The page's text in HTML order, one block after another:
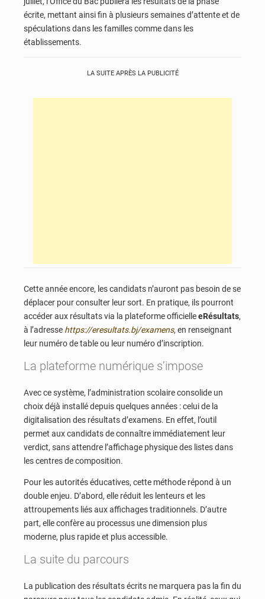
écrite, mettant ainsi fin à plusieurs semaines d’attente et de
spéculations dans les familles comme dans les
établissements.
LA SUITE APRÈS LA PUBLICITÉ
Cette année encore, les candidats n’auront pas besoin de se
déplacer pour consulter leur sort. En pratique, ils pourront
accéder aux résultats via la plateforme officielleeRésultats,
à l’adresse https://eresultats.bj/examens, en renseignant
leur numéro de table ou leur numéro d’inscription.
La plateforme numérique s’impose
Avec ce système, l’administration scolaire consolide un
choix déjà installé depuis quelques années : celui de la
digitalisation des résultats d’examens. En effet, l’outil
permet aux candidats de connaître immédiatement leur
verdict, sans attendre l’affichage physique des listes dans
les centres de composition.
Pour les autorités éducatives, cette méthode répond à un
double enjeu. D’abord, elle réduit les lenteurs et les
attroupements liés aux affichages traditionnels. D’autre
part, elle confère au processus une dimension plus
moderne, plus rapide et plus accessible.
La suite du parcours
La publication des résultats écrits ne marquera pas la fin du